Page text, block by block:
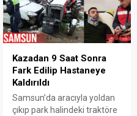
Sokak’ta meydana geldi.
Edinilen bilgiye göre, 4 katlı
binanın giriş katında
yaşayan Muharrem Bulut
(76) ve Saliha Kütükçü (71),
evlerindeki sobadan sızan
karbonmonoksit gazından
Kazadan 9 Saat Sonra
Fark Edilip Hastaneye
Kaldırıldı
Samsun’da aracıyla yoldan
çıkıp park halindeki traktöre